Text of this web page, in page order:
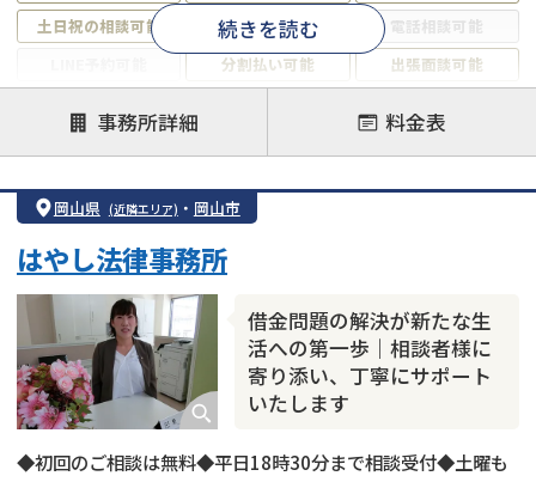
土日祝の相談可能
19時以降電話可能
電話相談可能
分割払い可能
出張面談可能
借金返済相談・交渉
自己破産
任意整理
個人再生
時効援用
会社破産・法人破産
カードローン
奨学金
続きを読む
事務所詳細 料金表
岡山県 (近隣エリア) ・ 岡山市
借金問題の解決が新たな生
活への第一歩｜相談者様に
寄り添い、丁寧にサポート
いたします
はやし法律事務所
◆初回のご相談は無料◆平日18時30分まで相談受付◆土曜も